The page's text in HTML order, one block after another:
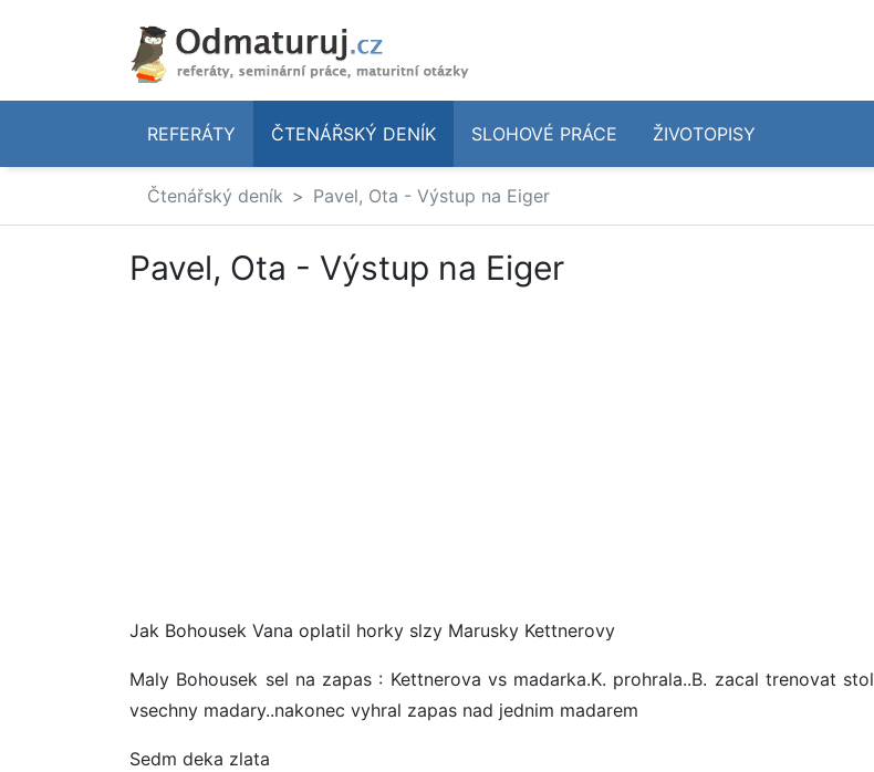
REFERÁTY ČTENÁŘSKÝ DENÍK SLOHOVÉ PRÁCE ŽIVOTOPISY
Čtenářský deník Pavel, Ota - Výstup na Eiger
Pavel, Ota - Výstup na Eiger
Jak Bohousek Vana oplatil horky slzy Marusky Kettnerovy
Maly Bohousek sel na zapas : Kettnerova vs madarka.K. prohrala..B. zacal trenovat
vsechny madary..nakonec vyhral zapas nad jednim madarem
Sedm deka zlata